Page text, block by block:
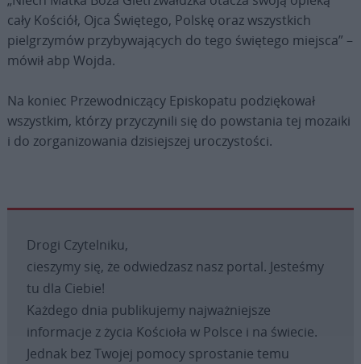
cały Kościół, Ojca Świętego, Polskę oraz wszystkich
pielgrzymów przybywających do tego świętego miejsca” –
mówił abp Wojda.
Na koniec Przewodniczący Episkopatu podziękował
wszystkim, którzy przyczynili się do powstania tej mozaiki
i do zorganizowania dzisiejszej uroczystości.
Drogi Czytelniku,
cieszymy się, że odwiedzasz nasz portal. Jesteśmy
tu dla Ciebie!
Każdego dnia publikujemy najważniejsze
informacje z życia Kościoła w Polsce i na świecie.
Jednak bez Twojej pomocy sprostanie temu